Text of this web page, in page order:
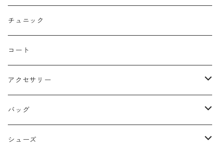
ストレート
リバーシブル
バルーン
チュニック
コート
アクセサリー
ネックレス
バングル
バッグ
本革
シューズ